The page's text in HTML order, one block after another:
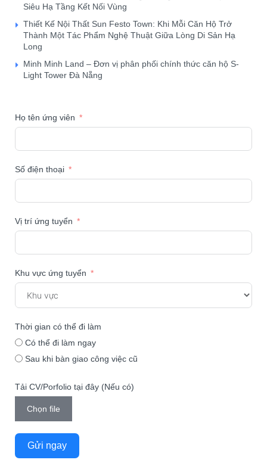
Siêu Hạ Tầng Kết Nối Vùng
Thiết Kế Nội Thất Sun Festo Town: Khi Mỗi Căn Hộ Trở
Thành Một Tác Phẩm Nghệ Thuật Giữa Lòng Di Sản Hạ
Long
Minh Minh Land – Đơn vị phân phối chính thức căn hộ S-
Light Tower Đà Nẵng
Họ tên ứng viên
Số điện thoại
Vị trí ứng tuyển
Khu vực ứng tuyển
Thời gian có thể đi làm
Có thể đi làm ngay
Sau khi bàn giao công việc cũ
Tải CV/Porfolio tại đây (Nếu có)
Chọn file
Gửi ngay